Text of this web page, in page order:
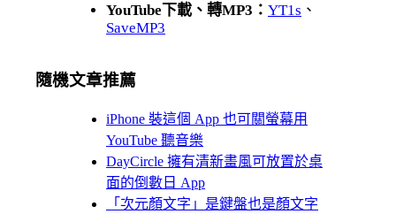
YouTube下載、轉MP3： YT1s 、
SaveMP3
隨機文章推薦
iPhone 裝這個 App 也可關螢幕用
YouTube 聽音樂
DayCircle 擁有清新畫風可放置於桌
面的倒數日 App
「次元顏文字」是鍵盤也是顏文字